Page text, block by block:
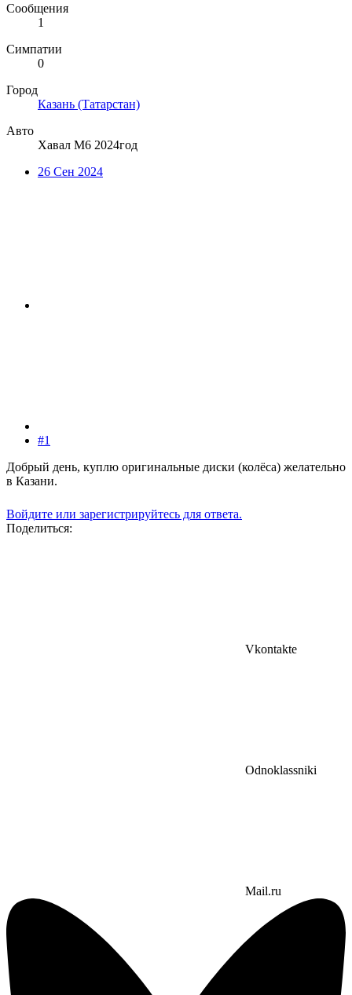
Сообщения
1
Симпатии
0
Город
Казань (Татарстан)
Авто
Хавал М6 2024год
26 Сен 2024
#1
Добрый день, куплю оригинальные диски (колёса) желательно
в Казани.
Войдите или зарегистрируйтесь для ответа.
Поделиться:
Vkontakte
Odnoklassniki
Mail.ru